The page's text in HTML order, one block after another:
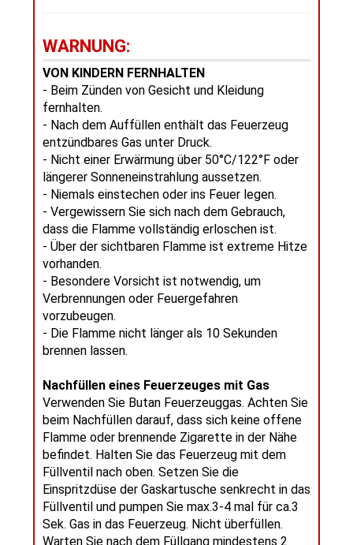
WARNUNG:
VON KINDERN FERNHALTEN
- Beim Zünden von Gesicht und Kleidung
fernhalten.
- Nach dem Auffüllen enthält das Feuerzeug
entzündbares Gas unter Druck.
- Nicht einer Erwärmung über 50°C/122°F oder
längerer Sonneneinstrahlung aussetzen.
- Niemals einstechen oder ins Feuer legen.
- Vergewissern Sie sich nach dem Gebrauch,
dass die Flamme vollständig erloschen ist.
- Über der sichtbaren Flamme ist extreme Hitze
vorhanden.
- Besondere Vorsicht ist notwendig, um
Verbrennungen oder Feuergefahren
vorzubeugen.
- Die Flamme nicht länger als 10 Sekunden
brennen lassen.
Nachfüllen eines Feuerzeuges mit Gas
Verwenden Sie Butan Feuerzeuggas. Achten Sie
beim Nachfüllen darauf, dass sich keine offene
Flamme oder brennende Zigarette in der Nähe
befindet. Halten Sie das Feuerzeug mit dem
Füllventil nach oben. Setzen Sie die
Einspritzdüse der Gaskartusche senkrecht in das
Füllventil und pumpen Sie max.3-4 mal für ca.3
Sek. Gas in das Feuerzeug. Nicht überfüllen.
Warten Sie nach dem Füllgang mindestens 2